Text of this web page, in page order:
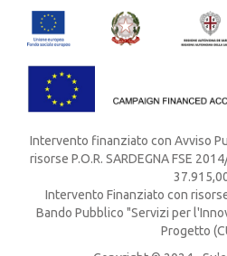
Intervento finanziato con Avviso
risorse P.O.R. SARDEGNA FSE
Intervento Finanziato con
Bando Pubblico "Servizi per
Progetto